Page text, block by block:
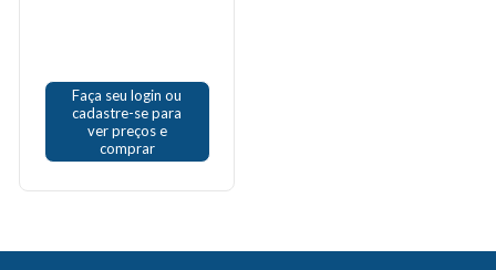
Faça seu login ou
cadastre-se para
ver preços e
comprar